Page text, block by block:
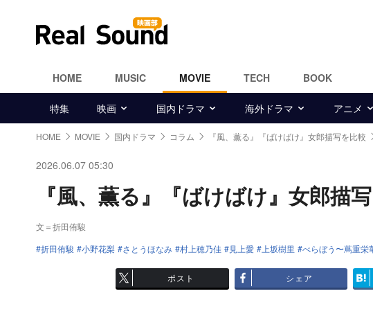
HOME MUSIC MOVIE TECH BOOK
特集 映画 国内ドラマ 海外ドラマ アニメ
HOME MOVIE 国内ドラマ コラム 『風、薫る』『ばけばけ』女郎描写を比較
2026.06.07 05:30
『風、薫る』『ばけばけ』女郎
文＝折田侑駿
折田侑駿
小野花梨 さとうほなみ 村上穂乃佳 見上愛 上坂樹里 べらぼう〜蔦重栄
ポスト シェア